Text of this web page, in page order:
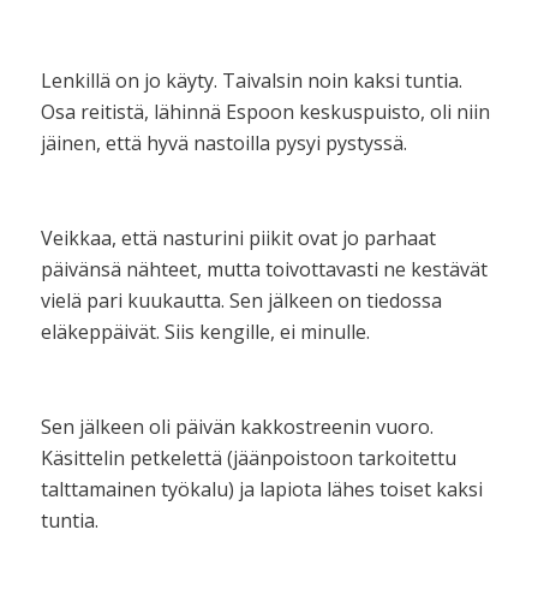
Lenkillä on jo käyty. Taivalsin noin kaksi tuntia.
Osa reitistä, lähinnä Espoon keskuspuisto, oli niin
jäinen, että hyvä nastoilla pysyi pystyssä.
Veikkaa, että nasturini piikit ovat jo parhaat
päivänsä nähteet, mutta toivottavasti ne kestävät
vielä pari kuukautta. Sen jälkeen on tiedossa
eläkeppäivät. Siis kengille, ei minulle.
Sen jälkeen oli päivän kakkostreenin vuoro.
Käsittelin petkelettä (jäänpoistoon tarkoitettu
talttamainen työkalu) ja lapiota lähes toiset kaksi
tuntia.